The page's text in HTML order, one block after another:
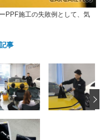
プロショップ検索
PPF施工の失敗例として、気
事